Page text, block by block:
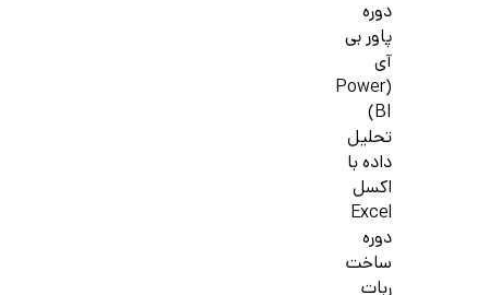
دوره
پاور بی
آی
(Power
BI)
تحلیل
داده با
اکسل
Excel
دوره
ساخت